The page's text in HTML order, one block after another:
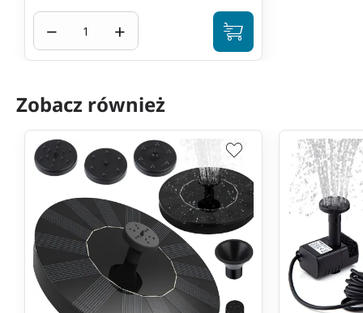
− +
Zobacz również